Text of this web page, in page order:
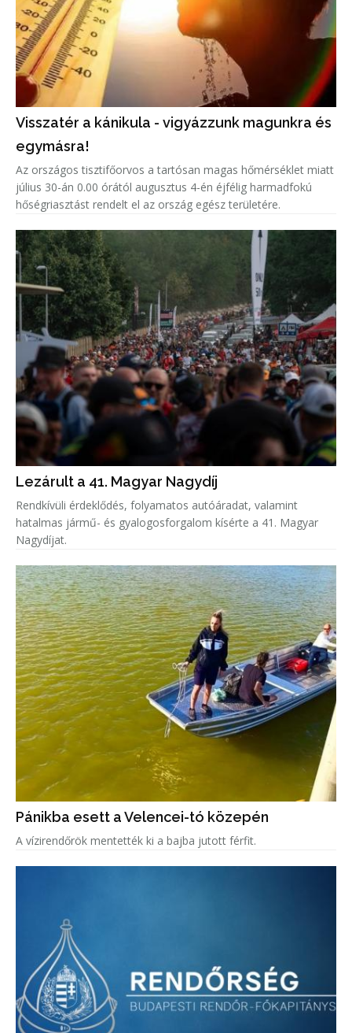
Visszatér a kánikula - vigyázzunk magunkra és
egymásra!
Az országos tisztifőorvos a tartósan magas hőmérséklet miatt
július 30-án 0.00 órától augusztus 4-én éjfélig harmadfokú
hőségriasztást rendelt el az ország egész területére.
Lezárult a 41. Magyar Nagydíj
Rendkívüli érdeklődés, folyamatos autóáradat, valamint
hatalmas jármű- és gyalogosforgalom kísérte a 41. Magyar
Nagydíjat.
Pánikba esett a Velencei-tó közepén
A vízirendőrök mentették ki a bajba jutott férfit.